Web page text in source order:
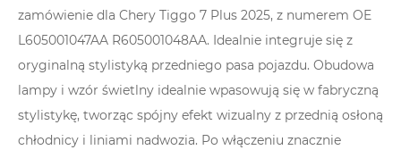
zamówienie dla Chery Tiggo 7 Plus 2025, z numerem OE
L605001047AA R605001048AA. Idealnie integruje się z
oryginalną stylistyką przedniego pasa pojazdu. Obudowa
lampy i wzór świetlny idealnie wpasowują się w fabryczną
stylistykę, tworząc spójny efekt wizualny z przednią osłoną
chłodnicy i liniami nadwozia. Po włączeniu znacznie